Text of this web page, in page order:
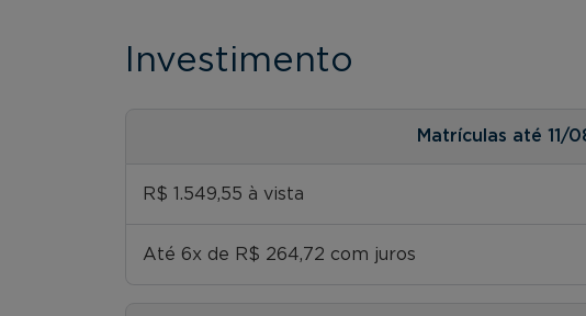
Investimento
Matrículas até 11/
R$ 1.549,55 à vista
Até 6x de R$ 264,72 com juros